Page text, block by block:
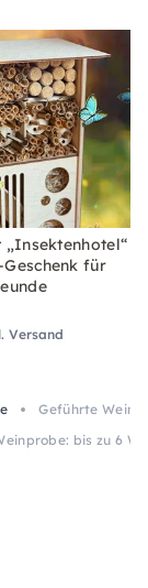
–
Geschenk für
Versand
Geführte
bis zu 6